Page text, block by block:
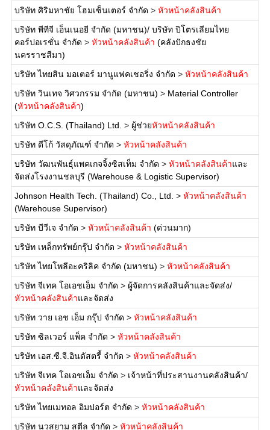
บริษัท ศิริมหาชัย โฮมเซ็นเตอร์ จำกัด > หัวหน้าคลังสินค้า
บริษัท พีทีจี เอ็นเนอยี จำกัด (มหาชน)/ บริษัท ปิโตรเลียมไทย
คอร์ปอเรชั่น จำกัด > หัวหน้าคลังสินค้า (คลังปักธงชัย
นครราชสีมา)
บริษัท ไทยสิน มอเตอร์ มานูแฟคเชอริ่ง จำกัด > หัวหน้าคลังสินค้า
บริษัท วินเทจ วิศวกรรม จำกัด (มหาชน) > Material Controller
(หัวหน้าคลังสินค้า)
บริษัท O.C.S. (Thailand) Ltd. > ผู้ช่วยหัวหน้าคลังสินค้า
บริษัท ดีโก้ วัสดุภัณฑ์ จำกัด > หัวหน้าคลังสินค้า
บริษัท วัฒนพันธุ์แพคเกจจิ้งซิสเท็ม จำกัด > หัวหน้าคลังสินค้าและ
จัดส่งโรงงานชลบุรี (Warehouse & Logistic Supervisor)
Johnson Health Tech. (Thailand) Co., Ltd. > หัวหน้าคลังสินค้า
(Warehouse Supervisor)
บริษัท บีวีเจ จำกัด > หัวหน้าคลังสินค้า (ด่วนมาก)
บริษัท เหล็กทรัพย์กรุ๊ป จำกัด > หัวหน้าคลังสินค้า
บริษัท ไทยโพลีอะคริลิค จำกัด (มหาชน) > หัวหน้าคลังสินค้า
บริษัท จีเทค โอเอชเอ็ม จำกัด > ผู้จัดการคลังสินค้าและจัดส่ง/
หัวหน้าคลังสินค้าและจัดส่ง
บริษัท วาย เอช เอ็ม กรุ๊ป จำกัด > หัวหน้าคลังสินค้า
บริษัท ซิลเวอร์ แพ็ค จำกัด > หัวหน้าคลังสินค้า
บริษัท เอส.ซี.จี.อินดัสตรี้ จำกัด > หัวหน้าคลังสินค้า
บริษัท จีเทค โอเอชเอ็ม จำกัด > เจ้าหน้าที่ประสานงานคลังสินค้า/
หัวหน้าคลังสินค้าและจัดส่ง
บริษัท ไทยเมทอล อิมปอร์ต จำกัด > หัวหน้าคลังสินค้า
บริษัท นวสยาม สตีล จำกัด > หัวหน้าคลังสินค้า